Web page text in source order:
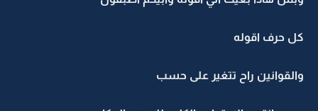
كل حرف اقوله
والقوانين راح تتغير على حسب